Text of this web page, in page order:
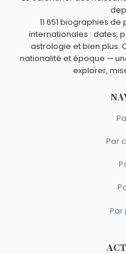
Hunt.
Zsa Zsa
Ernest Borgnineet
Quels acteurs sont nés à
Raquel Welch,Michael
Mister T.etDavid Soul
Quels acteurs américains
Marsha Hunt ?
Luke Perry,
11 651 biographies
internationales : dates,
astrologie et bien plus.
nationalité et époque —
explorer,
Par
Par